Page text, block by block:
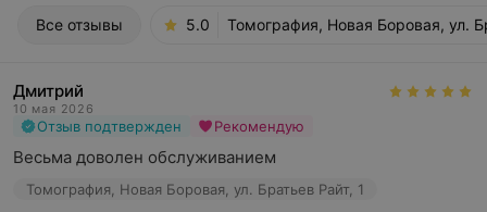
Все отзывы 5.0 Томография, Новая Боровая, ул.
Дмитрий
10 мая 2026
Отзыв подтвержден Рекомендую
Весьма доволен обслуживанием
Томография, Новая Боровая, ул. Братьев Райт, 1